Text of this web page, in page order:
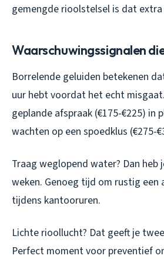
gemengde rioolstelsel is dat
Waarschuwingssignalen
Borrelende geluiden betekenen
uur hebt voordat het echt
geplande afspraak (€175-€225) in
wachten op een spoedklus (€275-
Traag weglopend water? Dan
weken. Genoeg tijd om rustig een
tijdens kantooruren.
Lichte rioollucht? Dat geeft je
Perfect moment voor preventief